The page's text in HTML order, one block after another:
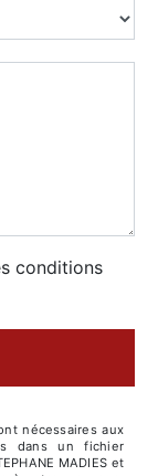
conditions
nécessaires aux
dans un fichier
MADIES et